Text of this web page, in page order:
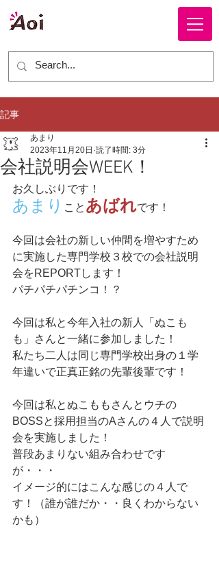
記事
会社説明会WEEK！
あまり
2023年11月20日 読了時間: 3分
お久しぶりです！
あまり こと あばれです！
今回は会社の新しい仲間を増やすため
に実施した専門学校３校での会社説明
会をREPORTします！
パチパチパチンコ！？
今回は私と今年入社の新人「ぬこも
も」さんと一緒に参加しました！
私たち二人は同じ専門学校出身の１学
年違いで正真正銘の先輩後輩です！
今回は私とぬこももさんとウチの
BOSSと採用担当のAさんの４人で説明
会を実施しました！
普段あまりない組み合わせです
が・・・
イメージ的にはこんな感じの４人で
す！（誰が誰だか・・良くわからない
かも）